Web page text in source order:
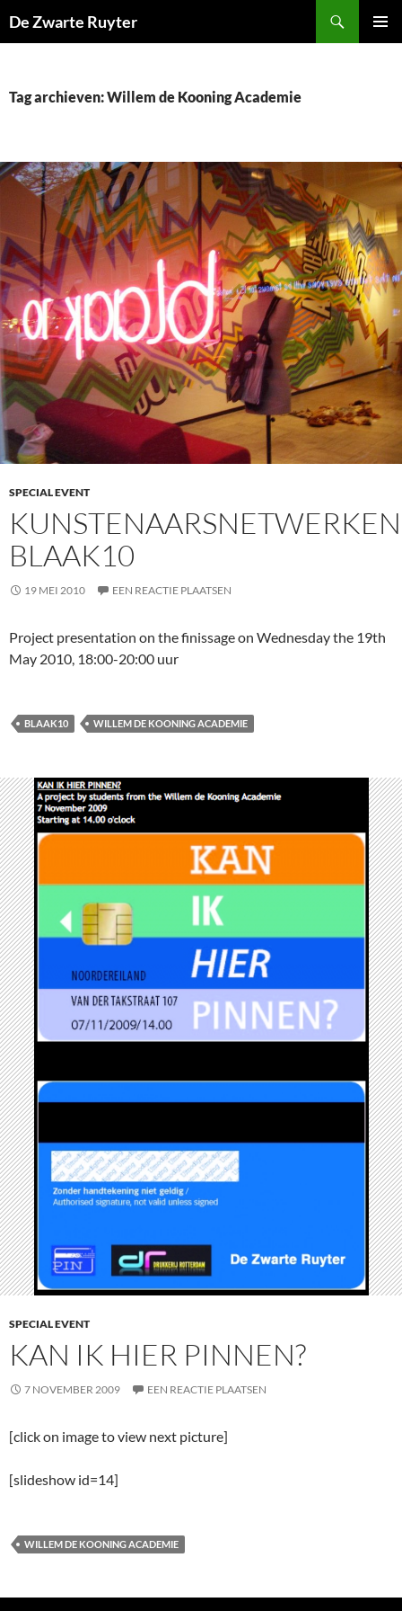
naar
De Zwarte Ruyter
Tag archieven: Willem de Kooning Academie
SPECIAL EVENT
BLAAK10
19 MEI 2010 EEN REACTIE PLAATSEN
Project presentation on the finissage on Wednesday the 19th
May 2010, 18:00-20:00 uur
BLAAK10 WILLEM DE KOONING ACADEMIE
SPECIAL EVENT
KAN IK HIER PINNEN?
7 NOVEMBER 2009 EEN REACTIE PLAATSEN
[click on image to view next picture]
[slideshow id=14]
WILLEM DE KOONING ACADEMIE